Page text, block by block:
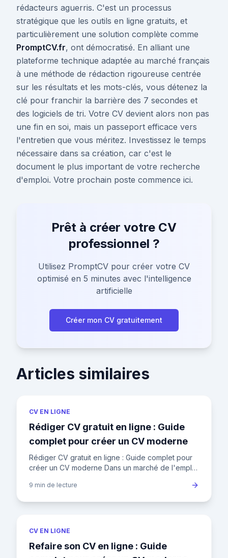
rédacteurs aguerris. C'est un processus
stratégique que les outils en ligne gratuits, et
particulièrement une solution complète comme
PromptCV.fr, ont démocratisé. En alliant une
plateforme technique adaptée au marché français
à une méthode de rédaction rigoureuse centrée
sur les résultats et les mots-clés, vous détenez la
clé pour franchir la barrière des 7 secondes et
des logiciels de tri. Votre CV devient alors non pas
une fin en soi, mais un passeport efficace vers
l'entretien que vous méritez. Investissez le temps
nécessaire dans sa création, car c'est le
document le plus important de votre recherche
d'emploi. Votre prochain poste commence ici.
Prêt à créer votre CV
professionnel ?
Utilisez PromptCV pour créer votre CV
optimisé en 5 minutes avec l'intelligence
artificielle
Créer mon CV gratuitement
Articles similaires
CV EN LIGNE
Rédiger CV gratuit en ligne : Guide
complet pour créer un CV moderne
Rédiger CV gratuit en ligne : Guide complet pour
créer un CV moderne Dans un marché de l'emploi
secondes sur un CV a
9 min de lecture
CV EN LIGNE
Refaire son CV en ligne : Guide